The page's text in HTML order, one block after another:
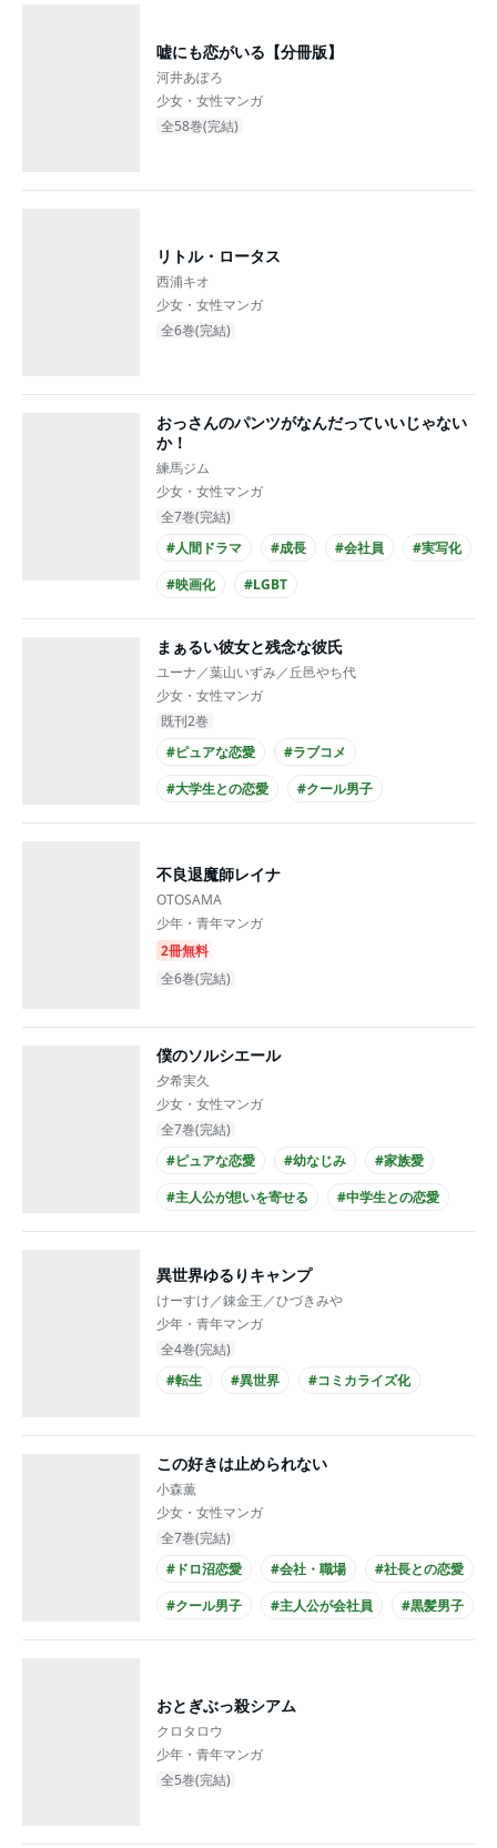
嘘にも恋がいる【分冊版】
河井あぽろ
少女・女性マンガ
全58巻(完結)
リトル・ロータス
西浦キオ
少女・女性マンガ
全6巻(完結)
おっさんのパンツがなんだっていいじゃない
か！
練馬ジム
少女・女性マンガ
全7巻(完結)
#人間ドラマ
#成長 #会社員
#実写化
#映画化
#LGBT
まぁるい彼女と残念な彼氏
ユーナ／葉山いずみ／丘邑やち代
少女・女性マンガ
既刊2巻
#ピュアな恋愛
#ラブコメ
#大学生との恋愛
#クール男子
#主人公が20代女性
#主人公が看護師
不良退魔師レイナ
OTOSAMA
少年・青年マンガ
2冊無料
全6巻(完結)
僕のソルシエール
夕希実久
少女・女性マンガ
全7巻(完結)
#ピュアな恋愛
#幼なじみ
#家族愛
#主人公が想いを寄せる
#中学生との恋愛
#ミステリアス男子
#主人公が10代女性
#主人公が中学生
異世界ゆるりキャンプ
けーすけ／錬金王／ひづきみや
少年・青年マンガ
全4巻(完結)
#転生
#異世界 #コミカライズ化
この好きは止められない
小森薫
少女・女性マンガ
全7巻(完結)
#ドロ沼恋愛
#会社・職場
#社長との恋愛
#クール男子
#主人公が会社員
#黒髪男子
#スーツ
おとぎぶっ殺シアム
クロタロウ
少年・青年マンガ
全5巻(完結)